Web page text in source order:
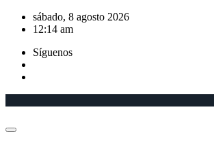
Saltar
sábado, 8 agosto 2026
12:14 am
Síguenos